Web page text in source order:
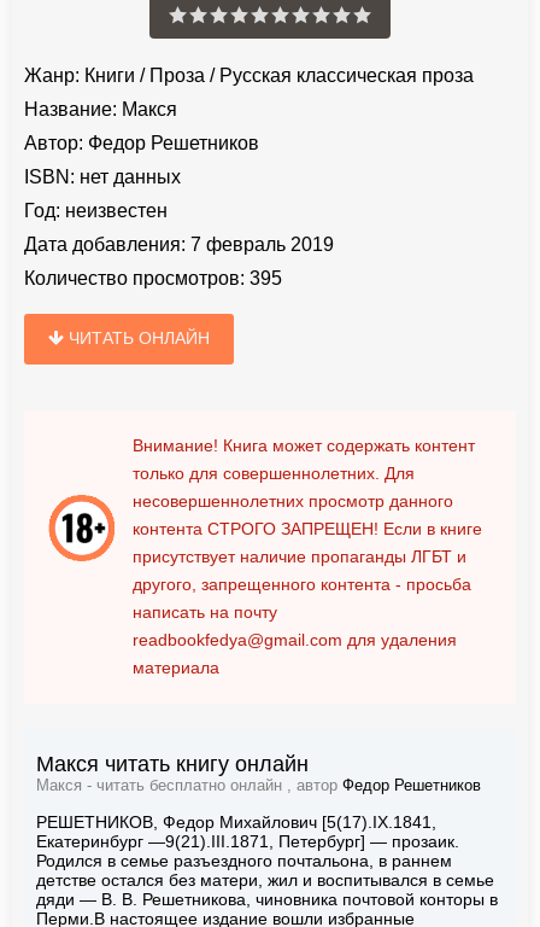
Жанр: Книги / Проза / Русская классическая проза
Название: Макся
Автор: Федор Решетников
ISBN: нет данных
Год: неизвестен
Дата добавления: 7 февраль 2019
Количество просмотров: 395
ЧИТАТЬ ОНЛАЙН
Внимание! Книга может содержать контент
только для совершеннолетних. Для
несовершеннолетних просмотр данного
контента СТРОГО ЗАПРЕЩЕН! Если в книге
присутствует наличие пропаганды ЛГБТ и
другого, запрещенного контента - просьба
написать на почту
readbookfedya@gmail.com для удаления
материала
Макся читать книгу онлайн
Макся - читать бесплатно онлайн , автор Федор Решетников
РЕШЕТНИКОВ, Федор Михайлович [5(17).IX.1841,
Екатеринбург —9(21).III.1871, Петербург] — прозаик.
Родился в семье разъездного почтальона, в раннем
детстве остался без матери, жил и воспитывался в семье
дяди — В. В. Решетникова, чиновника почтовой конторы в
Перми.В настоящее издание вошли избранные